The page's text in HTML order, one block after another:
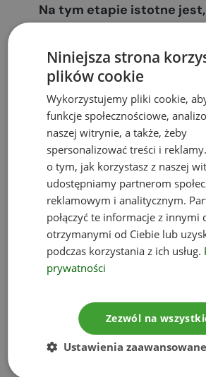
Na tym etapie istotne
dokumenty były
ponieważ wszelkie braki
proces. Należy również
realizacja farmy wiatrowej
niej decyzji środowiskowej
przeprowadzeniem
całorocznych
przyrodniczych fauny i
Ocena kompletności
Po złożeniu wniosku organ
postępowanie, czyli
ochrony środowiska,
oceny.Jeśli okaże się, że
niekompletny, inwestor
dokumentów.Należy to
określonym czasie, aby nie
pozostawienia sprawy bez
Niniejsza strona
plików cookie
Wykorzystujemy pliki cookie,
funkcje społecznościowe,
naszej witrynie, a także, żeby
spersonalizować treści i
o tym, jak korzystasz z naszej
udostępniamy partnerom
reklamowym i analitycznym.
połączyć te informacje z innymi
otrzymanymi od Ciebie lub
podczas korzystania z ich usług.
prywatności
Zezwól na
Ustawienia zaawansowane